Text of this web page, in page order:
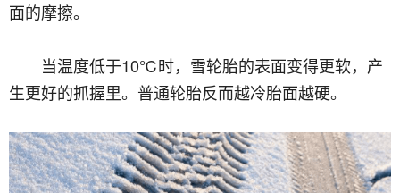
面的摩擦。
当温度低于10℃时，雪轮胎的表面变得更软，产
生更好的抓握里。普通轮胎反而越冷胎面越硬。